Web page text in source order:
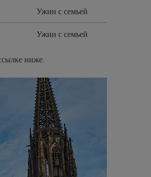
Ужин с семьей
Ужин с семьей
ниже.